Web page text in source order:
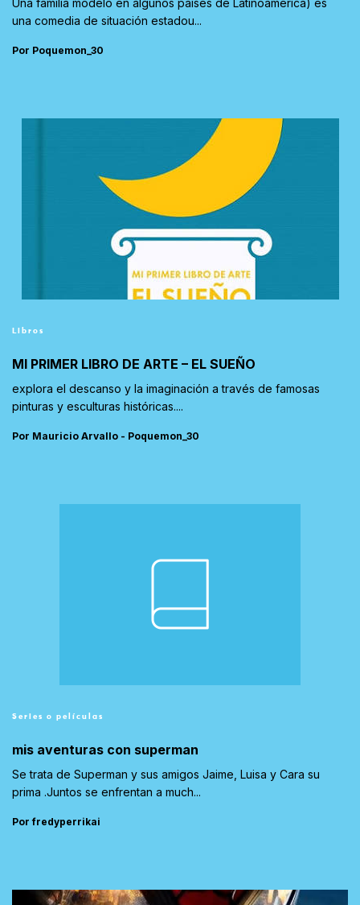
una comedia de situación estadou...
Por Poquemon_30
Libros
MI PRIMER LIBRO DE ARTE – EL SUEÑO
explora el descanso y la imaginación a través de famosas
pinturas y esculturas históricas....
Por Mauricio Arvallo - Poquemon_30
Series o películas
mis aventuras con superman
Se trata de Superman y sus amigos Jaime, Luisa y Cara su
prima .Juntos se enfrentan a much...
Por fredyperrikai